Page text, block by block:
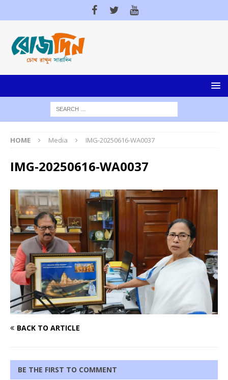
HOME Media IMG-20250616-WA0037
IMG-20250616-WA0037
BACK TO ARTICLE
BE THE FIRST TO COMMENT